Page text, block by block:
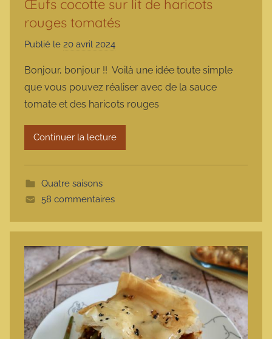
Œufs cocotte sur lit de haricots
rouges tomatés
Publié le 20 avril 2024
r
m
a
r
m
Bonjour, bonjour !! Voilà une idée toute simple
que vous pouvez réaliser avec de la sauce
tomate et des haricots rouges
Continuer la lecture
Quatre saisons
58 commentaires